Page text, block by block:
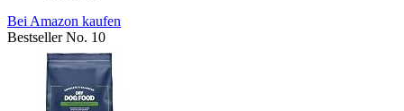
Bei Amazon kaufen
Bestseller No. 10